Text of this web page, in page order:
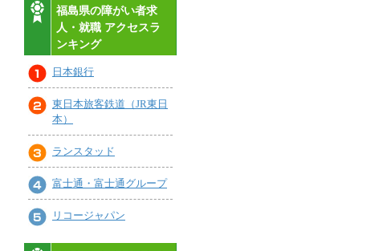
福島県の障がい者求
人・就職 アクセスラ
ンキング
日本銀行
東日本旅客鉄道（JR東日
本）
ランスタッド
富士通・富士通グループ
リコージャパン